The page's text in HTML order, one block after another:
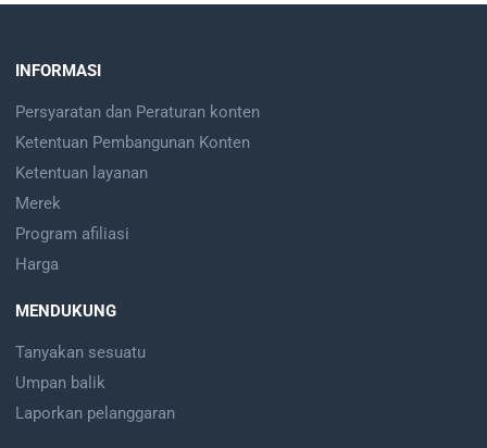
INFORMASI
Persyaratan dan Peraturan konten
Ketentuan Pembangunan Konten
Ketentuan layanan
Merek
Program afiliasi
Harga
MENDUKUNG
Tanyakan sesuatu
Umpan balik
Laporkan pelanggaran